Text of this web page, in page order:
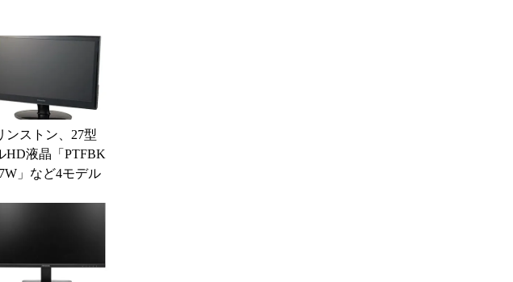
ンストン、27型
HD液晶「PTFBK
」など4モデル